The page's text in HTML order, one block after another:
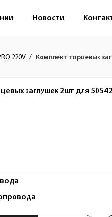
Новости
220V Комплект торцевых
заглушек 2шт для